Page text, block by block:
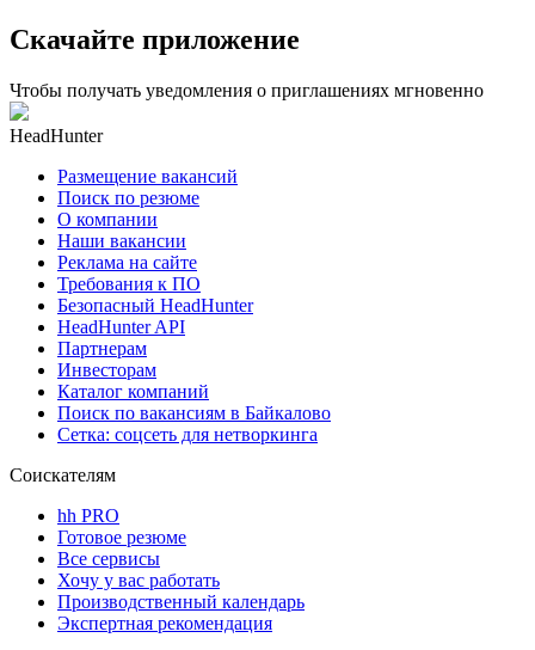
Скачайте приложение
Чтобы получать уведомления о приглашениях мгновенно
HeadHunter
Размещение вакансий
Поиск по резюме
О компании
Наши вакансии
Реклама на сайте
Требования к ПО
Безопасный HeadHunter
HeadHunter API
Партнерам
Инвесторам
Каталог компаний
Поиск по вакансиям в Байкалово
Сетка: соцсеть для нетворкинга
Соискателям
hh PRO
Готовое резюме
Все сервисы
Хочу у вас работать
Производственный календарь
Экспертная рекомендация